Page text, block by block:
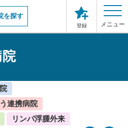
を探す
登録 メニュー
連携病院
リンパ浮腫外来